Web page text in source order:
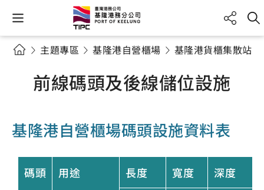
主題專區 基隆港自營櫃場 基隆港貨櫃集散站
前線碼頭及後線儲位設施
基隆港自營櫃場碼頭設施資料表
碼頭 用途 長度 寬度 深度